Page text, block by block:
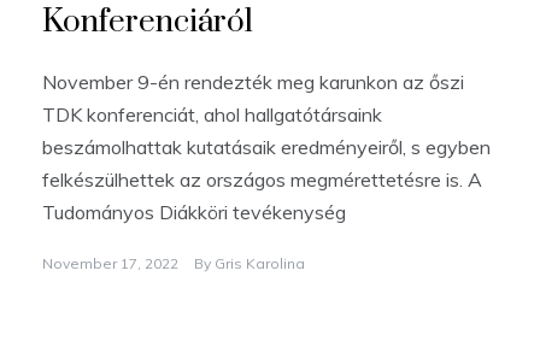
Konferenciáról
November 9-én rendezték meg karunkon az őszi
TDK konferenciát, ahol hallgatótársaink
beszámolhattak kutatásaik eredményeiről, s egyben
felkészülhettek az országos megmérettetésre is. A
Tudományos Diákköri tevékenység
November 17, 2022 By Gris Karolina